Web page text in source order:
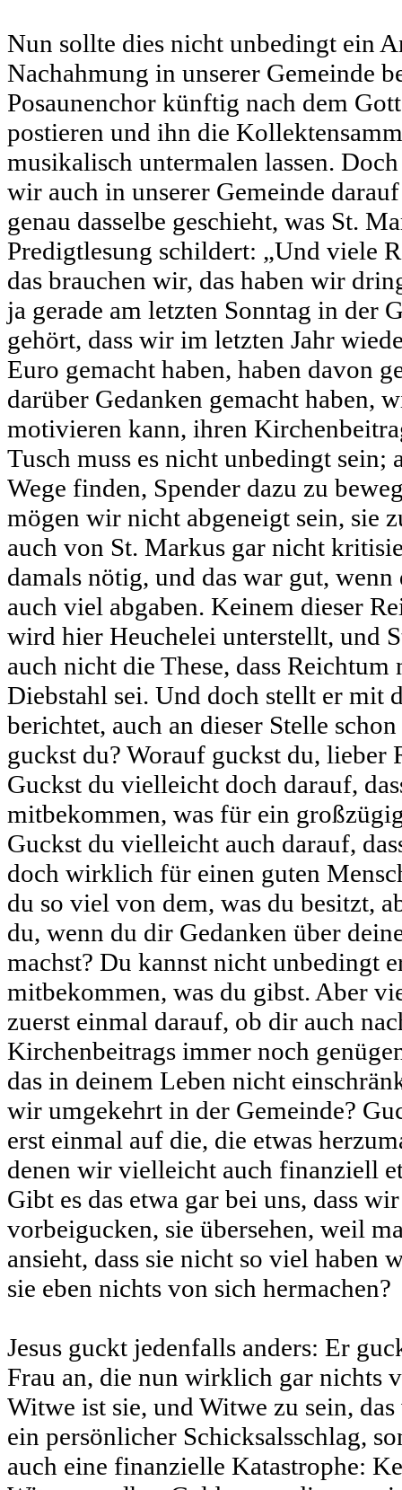
Nun sollte dies nicht unbedingt ein
Nachahmung in unserer Gemeinde
Posaunenchor künftig nach dem
postieren und ihn die
musikalisch untermalen lassen.
wir auch in unserer Gemeinde
genau dasselbe geschieht, was St.
Predigtlesung schildert: „Und viele
das brauchen wir, das haben wir
ja gerade am letzten Sonntag in der
gehört, dass wir im letzten Jahr
Euro gemacht haben, haben davon
darüber Gedanken gemacht haben,
motivieren kann, ihren
Tusch muss es nicht unbedingt sein;
Wege finden, Spender dazu zu
mögen wir nicht abgeneigt sein, sie
auch von St. Markus gar nicht
damals nötig, und das war gut,
auch viel abgaben. Keinem dieser
wird hier Heuchelei unterstellt, und
auch nicht die These, dass
Diebstahl sei. Und doch stellt er mit
berichtet, auch an dieser Stelle
guckst du? Worauf guckst du, lieber
Guckst du vielleicht doch darauf,
mitbekommen, was für ein
Guckst du vielleicht auch darauf,
doch wirklich für einen guten
du so viel von dem, was du besitzt,
du, wenn du dir Gedanken über
machst? Du kannst nicht unbedingt
mitbekommen, was du gibst. Aber
zuerst einmal darauf, ob dir auch
Kirchenbeitrags immer noch
das in deinem Leben nicht
wir umgekehrt in der Gemeinde?
erst einmal auf die, die etwas
denen wir vielleicht auch finanziell
Gibt es das etwa gar bei uns, dass
vorbeigucken, sie übersehen, weil
ansieht, dass sie nicht so viel haben
sie eben nichts von sich hermachen?
Jesus guckt jedenfalls anders: Er
Frau an, die nun wirklich gar nichts
Witwe ist sie, und Witwe zu sein,
ein persönlicher Schicksalsschlag,
auch eine finanzielle Katastrophe: